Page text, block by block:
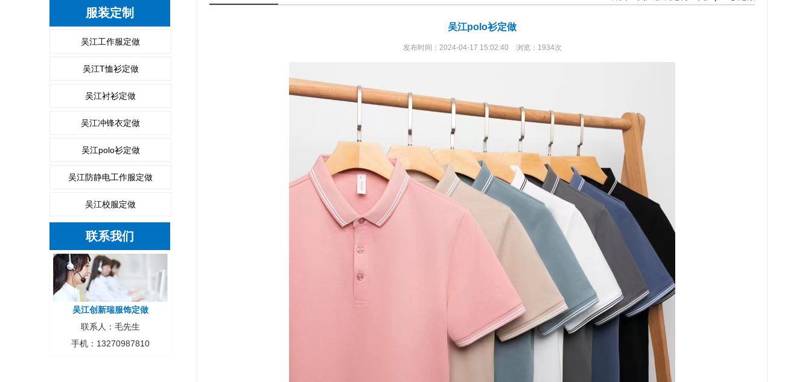
服装定制
吴江工作服定做
吴江T恤衫定做
吴江衬衫定做
吴江冲锋衣定做
吴江polo衫定做
吴江防静电工作服定做
吴江校服定做
联系我们
吴江创新瑞服饰定做
联系人：毛先生
手机：13270987810
吴江polo衫定做
发布时间：2024-04-17 15:02:40 浏览：1934次